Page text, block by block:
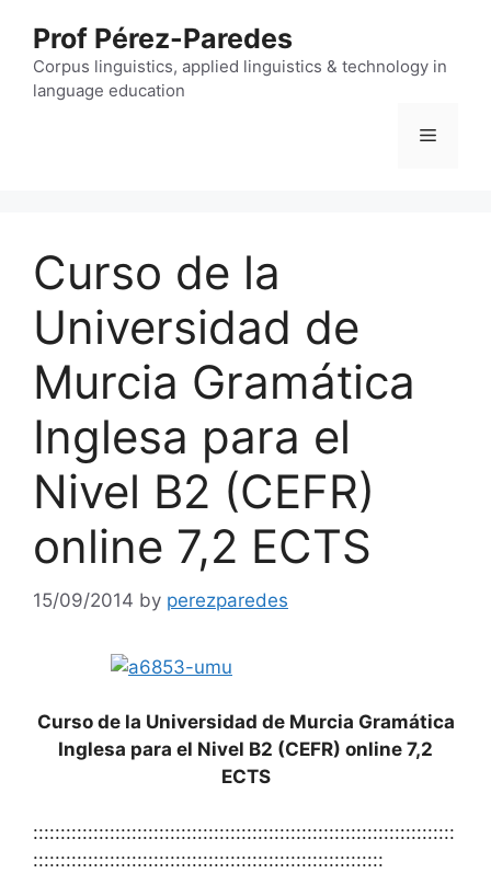
content
Prof Pérez-Paredes
Corpus linguistics, applied linguistics & technology in
language education
Menu
Curso de la
Universidad de
Murcia Gramática
Inglesa para el
Nivel B2 (CEFR)
online 7,2 ECTS
15/09/2014 by perezparedes
Curso de la Universidad de Murcia Gramática
Inglesa para el Nivel B2 (CEFR) online 7,2
ECTS
:::::::::::::::::::::::::::::::::::::::::::::::::::::::::::::::::::::::::::::
::::::::::::::::::::::::::::::::::::::::::::::::::::::::::::::::